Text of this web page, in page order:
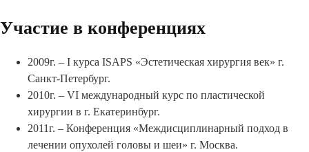
Участие в конференциях
2009г. – I курса ISAPS «Эстетическая хирургия век» г.
Санкт-Петербург.
2010г. – VI международный курс по пластической
хирургии в г. Екатеринбург.
2011г. – Конференция «Междисциплинарный подход в
лечении опухолей головы и шеи» г. Москва.